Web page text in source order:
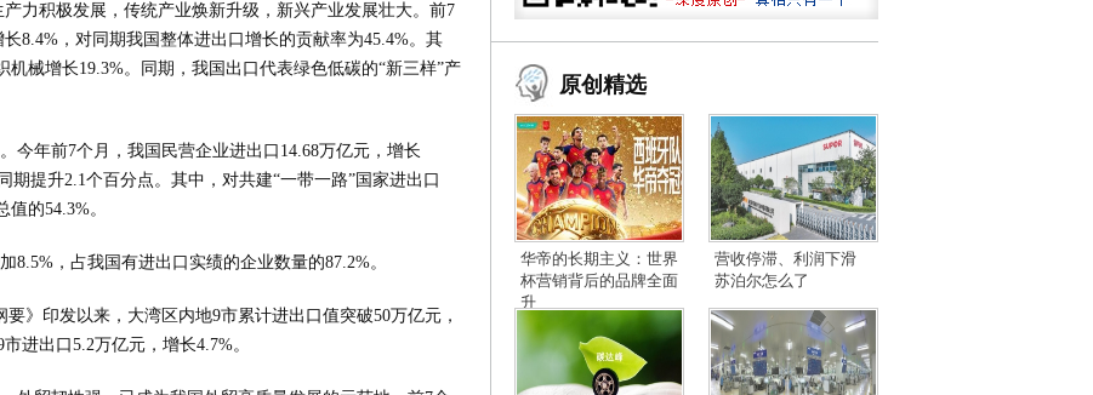
力积极发展，传统产业焕新升级，新兴产业发展壮大。前7
8.4%，对同期我国整体进出口增长的贡献率为45.4%。其
械增长19.3%。同期，我国出口代表绿色低碳的“新三样”产
今年前7个月，我国民营企业进出口14.68万亿元，增长
期提升2.1个百分点。其中，对共建“一带一路”国家进出口
的54.3%。
8.5%，占我国有进出口实绩的企业数量的87.2%。
》印发以来，大湾区内地9市累计进出口值突破50万亿元，
进出口5.2万亿元，增长4.7%。
原创精选
华帝的长期主义：世界
杯营销背后的品牌全面
升
营收停滞、利润下滑
苏泊尔怎么了